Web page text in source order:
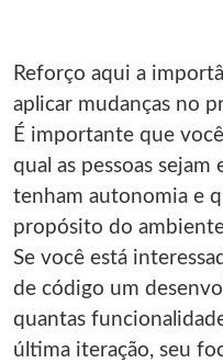
Reforço aqui a
aplicar mudanças no
É importante que
qual as pessoas sejam
tenham autonomia e
propósito do
Se você está
de código um
quantas
última iteração, seu